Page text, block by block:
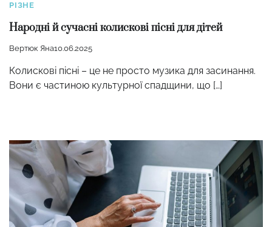
РІЗНЕ
Народні й сучасні колискові пісні для дітей
Вертюк Яна10.06.2025
Колискові пісні – це не просто музика для засинання.
Вони є частиною культурної спадщини, що […]